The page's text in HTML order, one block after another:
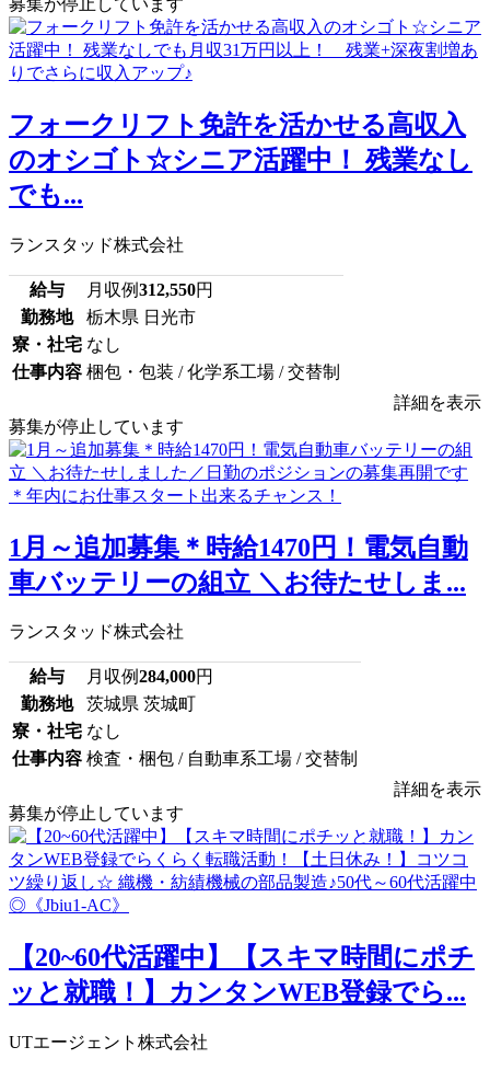
フォークリフト免許を活かせる高収入
のオシゴト☆シニア活躍中！ 残業なし
でも...
ランスタッド株式会社
給与 月収例312,550円
勤務地
栃木県 日光市
寮・社宅 なし
仕事内容 梱包・包装 / 化学系工場 / 交替制
詳細を表示
募集が停止しています
1月～追加募集＊時給1470円！電気自動
車バッテリーの組立 ＼お待たせしま...
ランスタッド株式会社
給与 月収例284,000円
勤務地
茨城県 茨城町
寮・社宅 なし
仕事内容 検査・梱包 / 自動車系工場 / 交替制
詳細を表示
募集が停止しています
【20~60代活躍中】【スキマ時間にポチ
ッと就職！】カンタンWEB登録でら...
UTエージェント株式会社